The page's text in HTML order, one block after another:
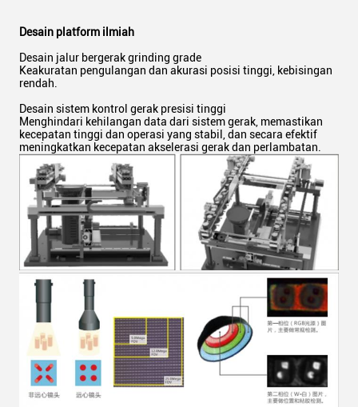
Desain platform ilmiah
Desain jalur bergerak grinding grade
Keakuratan pengulangan dan akurasi posisi tinggi, kebisingan
rendah.
Desain sistem kontrol gerak presisi tinggi
Menghindari kehilangan data dari sistem gerak, memastikan
kecepatan tinggi dan operasi yang stabil, dan secara efektif
meningkatkan kecepatan akselerasi gerak dan perlambatan.